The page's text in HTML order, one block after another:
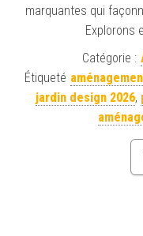
marquantes qui
Explorons
Catégorie :
Étiqueté
jardin design 2026,